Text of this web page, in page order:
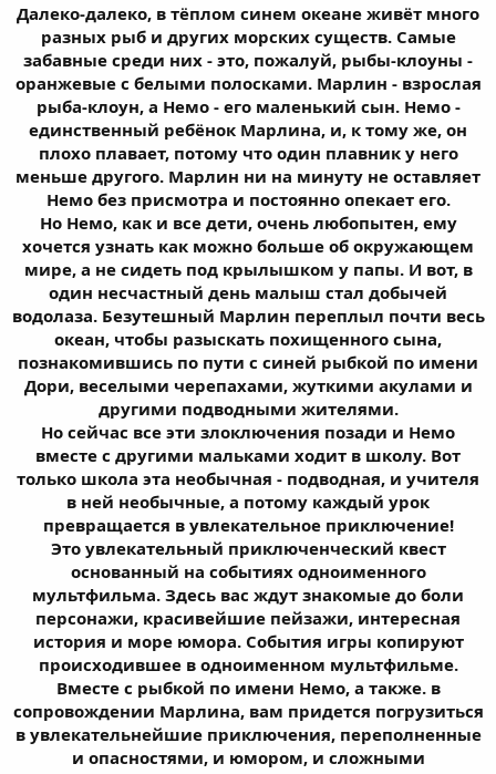
Далеко-далеко, в тёплом синем океане живёт много
разных рыб и других морских существ. Самые
забавные среди них - это, пожалуй, рыбы-клоуны -
оранжевые с белыми полосками. Марлин - взрослая
рыба-клоун, а Немо - его маленький сын. Немо -
единственный ребёнок Марлина, и, к тому же, он
плохо плавает, потому что один плавник у него
меньше другого. Марлин ни на минуту не оставляет
Немо без присмотра и постоянно опекает его.
Но Немо, как и все дети, очень любопытен, ему
хочется узнать как можно больше об окружающем
мире, а не сидеть под крылышком у папы. И вот, в
один несчастный день малыш стал добычей
водолаза. Безутешный Марлин переплыл почти весь
океан, чтобы разыскать похищенного сына,
познакомившись по пути с синей рыбкой по имени
Дори, веселыми черепахами, жуткими акулами и
другими подводными жителями.
Но сейчас все эти злоключения позади и Немо
вместе с другими мальками ходит в школу. Вот
только школа эта необычная - подводная, и учителя
в ней необычные, а потому каждый урок
превращается в увлекательное приключение!
Это увлекательный приключенческий квест
основанный на событиях одноименного
мультфильма. Здесь вас ждут знакомые до боли
персонажи, красивейшие пейзажи, интересная
история и море юмора. События игры копируют
происходившее в одноименном мультфильме.
Вместе с рыбкой по имени Немо, а также. в
сопровождении Марлина, вам придется погрузиться
в увлекательнейшие приключения, переполненные
и опасностями, и юмором, и сложными